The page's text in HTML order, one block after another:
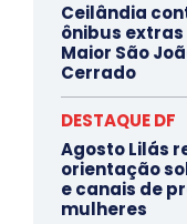
Ceilândia
ônibus
Maior São
Cerrado
DESTAQUE DF
Agosto Lilás
orientação
e canais de
mulheres